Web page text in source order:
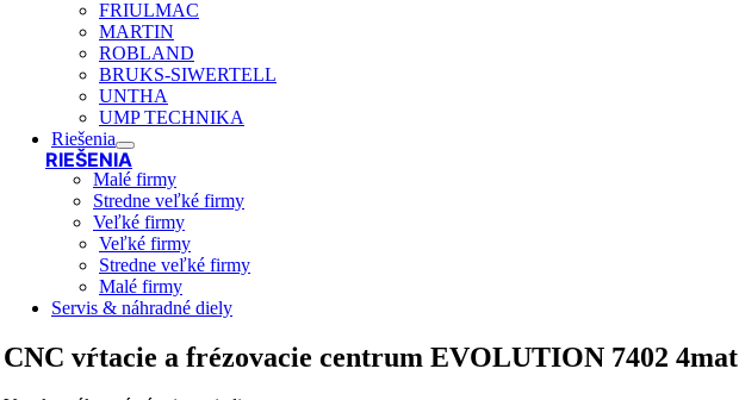
FRIULMAC
MARTIN
ROBLAND
BRUKS-SIWERTELL
UNTHA
UMP TECHNIKA
Riešenia
RIEŠENIA
Malé firmy
Stredne veľké firmy
Veľké firmy
Veľké firmy
Stredne veľké firmy
Malé firmy
Servis & náhradné diely
CNC vŕtacie a frézovacie centrum EVOLUTION 7402 4mat